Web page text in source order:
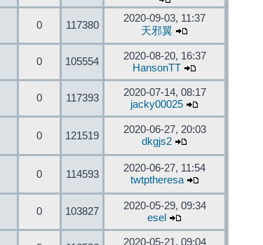
0 117380
2020-09-03, 11:37
天邪翼
0 105554
2020-08-20, 16:37
HansonTT
0 117393
2020-07-14, 08:17
jacky00025
0 121519
2020-06-27, 20:03
dkgjs2
0 114593
2020-06-27, 11:54
twtptheresa
0 103827
2020-05-29, 09:34
esel
2020-05-21, 09:04